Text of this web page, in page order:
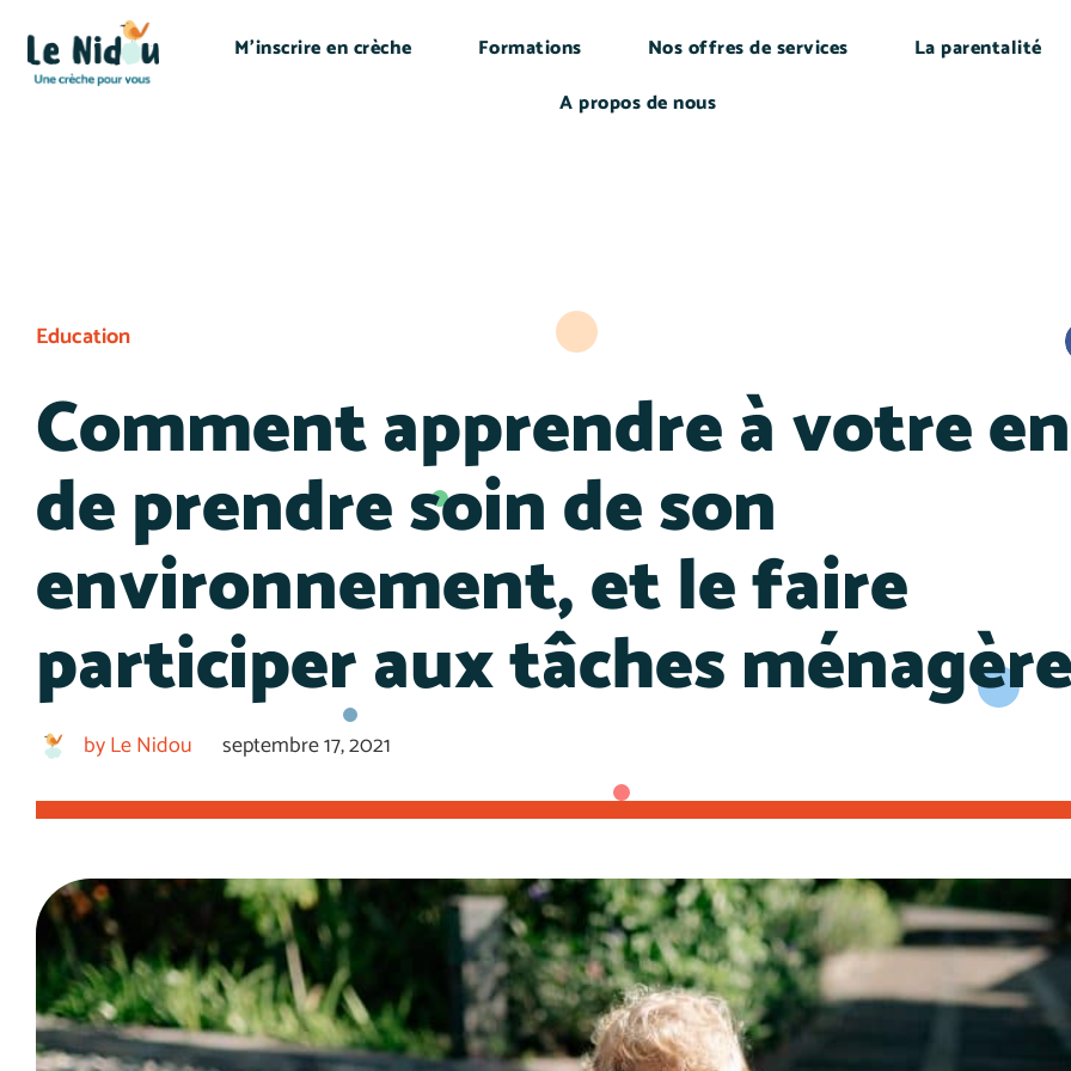
M’inscrire en crèche Formations Nos offres de services
La parentalité
A propos de nous
Education
Comment apprendre à votre
de prendre soin de son
environnement, et le faire
participer aux tâches
byLe Nidou septembre 17, 2021